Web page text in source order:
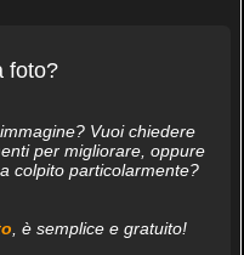
foto?
Vuoi chiedere
per migliorare, oppure
colpito particolarmente?
, è semplice e gratuito!